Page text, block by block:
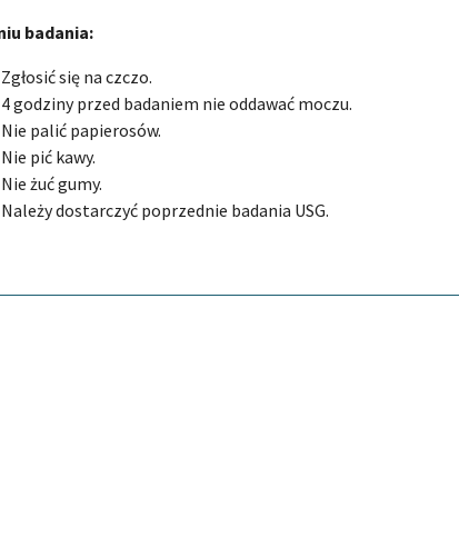
badania:
Zgłosić się na czczo.
4 godziny przed badaniem nie oddawać moczu.
Nie palić papierosów.
Nie pić kawy.
Nie żuć gumy.
Należy dostarczyć poprzednie badania USG.